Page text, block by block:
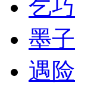
乞巧
墨子
遇险